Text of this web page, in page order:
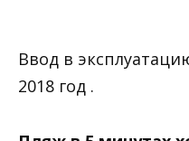
Ввод в
2018 год .